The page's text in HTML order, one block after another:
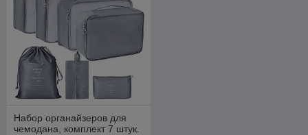
Набор органайзеров для
чемодана, комплект 7 штук.